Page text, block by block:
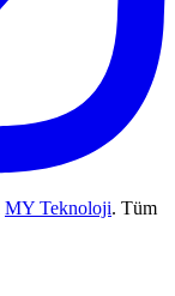
MY Teknoloji. Tüm